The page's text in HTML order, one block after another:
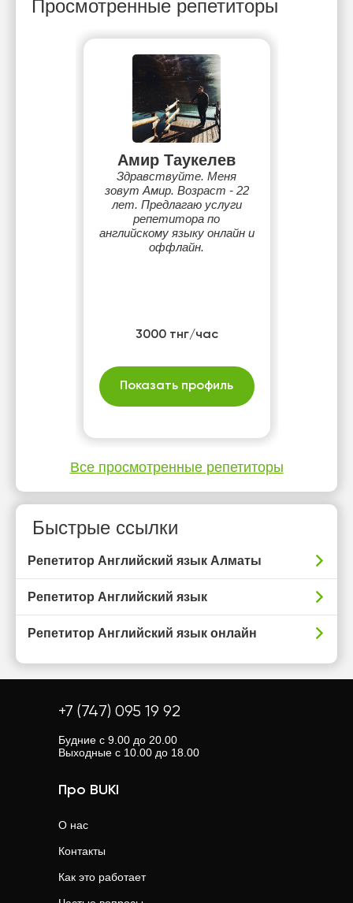
Просмотренные репетиторы
Амир Таукелев
Здравствуйте. Меня
зовут Амир. Возраст - 22
лет. Предлагаю услуги
репетитора по
английскому языку онлайн и
оффлайн.
3000 тнг/час
Показать профиль
Все просмотренные репетиторы
Быстрые ссылки
Репетитор Английский язык Алматы
Репетитор Английский язык
Репетитор Английский язык онлайн
+7 (747) 095 19 92
Будние с 9.00 до 20.00
Выходные с 10.00 до 18.00
Про BUKI
О нас
Контакты
Как это работает